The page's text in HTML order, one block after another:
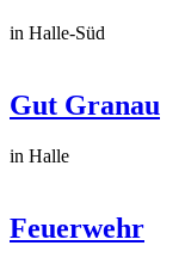
in Halle-Süd
Gut Granau
in Halle
Feuerwehr